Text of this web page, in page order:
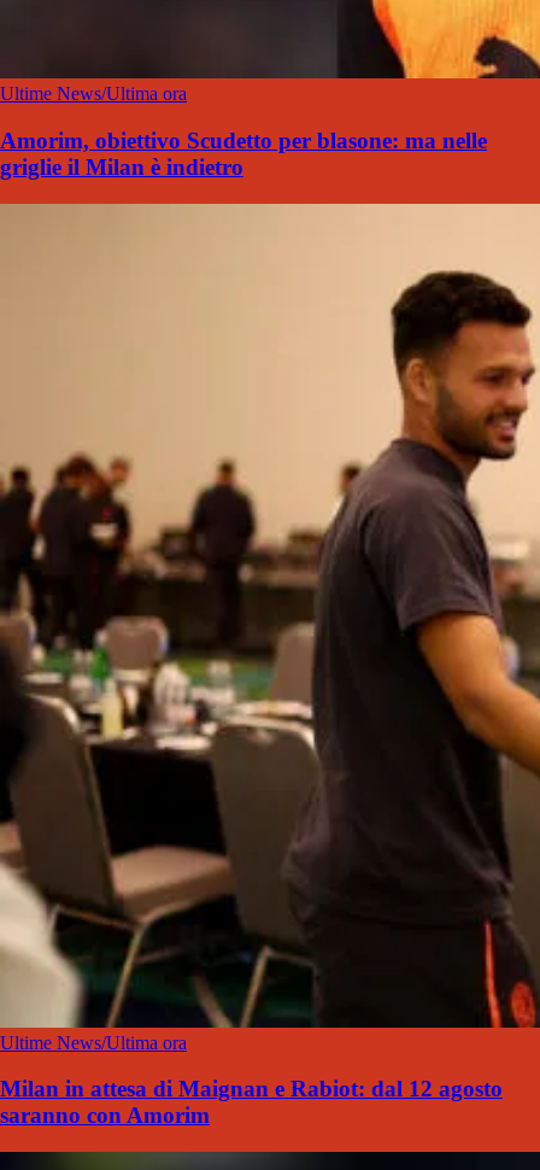
Ultime News/Ultima ora
Amorim, obiettivo Scudetto per blasone: ma nelle
griglie il Milan è indietro
Ultime News/Ultima ora
Milan in attesa di Maignan e Rabiot: dal 12 agosto
saranno con Amorim